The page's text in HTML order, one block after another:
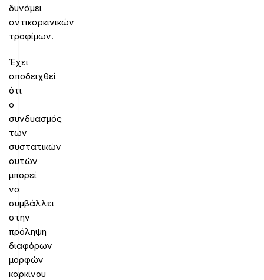
δυνάμει
αντικαρκινικών
τροφίμων.
Έχει
αποδειχθεί
ότι
ο
συνδυασμός
των
συστατικών
αυτών
μπορεί
να
συμβάλλει
στην
πρόληψη
διαφόρων
μορφών
καρκίνου